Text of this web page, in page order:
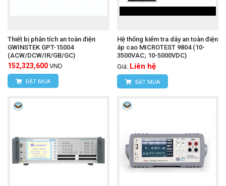
Thiết bị phân tích an toàn điện
GWINSTEK GPT-15004
(ACW/DCW/IR/GB/GC)
152,323,600 VND
ĐẶT MUA
Hệ thống kiểm tra dây an toàn điện
áp cao MICROTEST 9804 (10-
3500VAC; 10-5000VDC)
Giá: Liên hệ
ĐẶT MUA